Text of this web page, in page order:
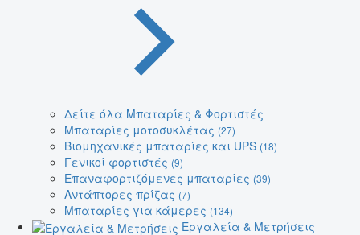
Δείτε όλα Μπαταρίες & Φορτιστές
Μπαταρίες μοτοσυκλέτας (27)
Βιομηχανικές μπαταρίες και UPS (18)
Γενικοί φορτιστές (9)
Επαναφορτιζόμενες μπαταρίες (39)
Αντάπτορες πρίζας (7)
Μπαταρίες για κάμερες (134)
Εργαλεία & Μετρήσεις